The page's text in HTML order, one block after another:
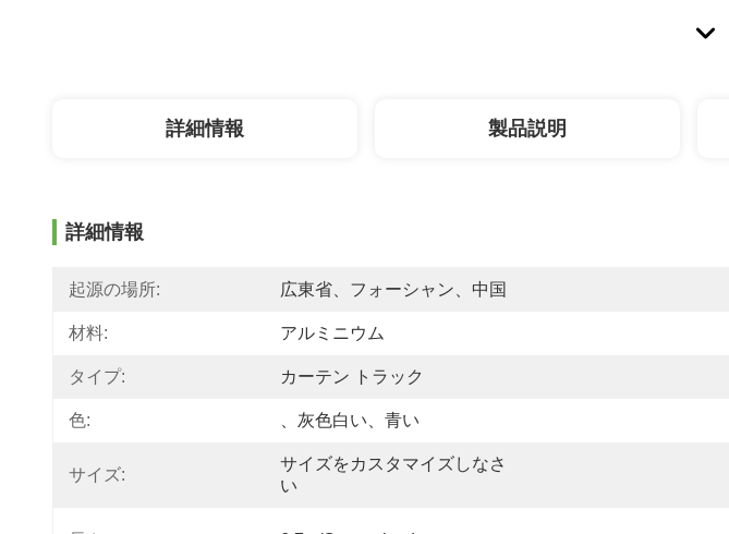
詳細情報 製品説明
詳細情報
起源の場所: 広東省、フォーシャン、中国
材料: アルミニウム
タイプ: カーテン トラック
色: 、灰色白い、青い
サイズ:
サイズをカスタマイズしなさ
い